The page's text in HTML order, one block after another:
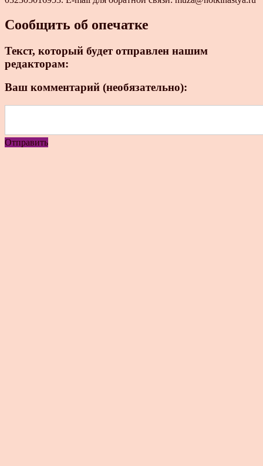
Сообщить об опечатке
Текст, который будет отправлен нашим
редакторам:
Ваш комментарий (необязательно):
Отправить